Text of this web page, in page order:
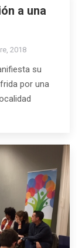
a una
2018
su
por una